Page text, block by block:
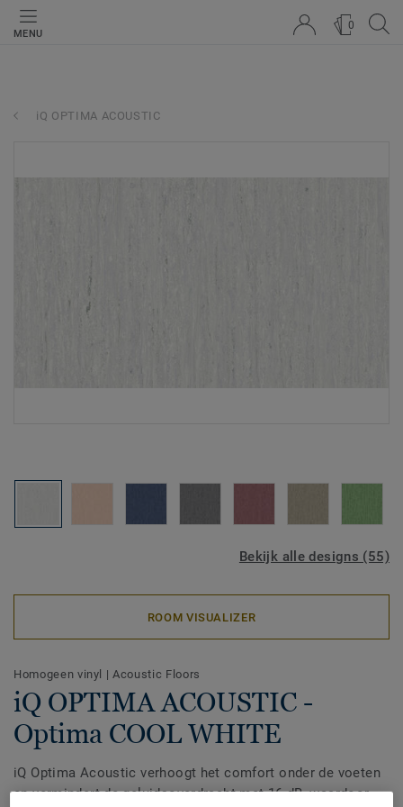
MENU
0
iQ OPTIMA ACOUSTIC
Bekijk alle designs (55)
ROOM VISUALIZER
Homogeen vinyl |Acoustic Floors
iQ OPTIMA ACOUSTIC -
Optima COOL WHITE
iQ Optima Acoustic verhoogt het comfort onder de voeten
en vermindert de geluidsoverdracht met 16 dB, waardoor